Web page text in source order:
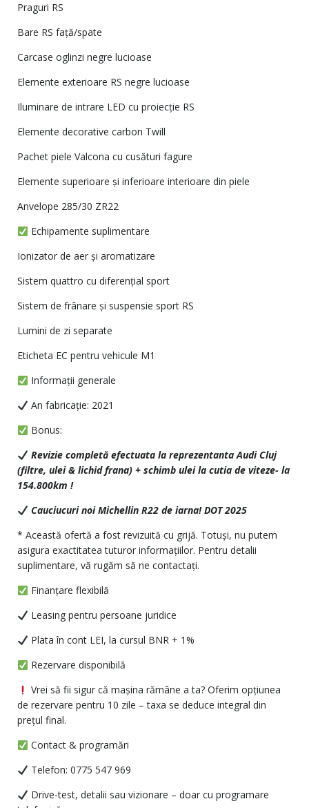
Praguri RS
Bare RS față/spate
Carcase oglinzi negre lucioase
Elemente exterioare RS negre lucioase
Iluminare de intrare LED cu proiecție RS
Elemente decorative carbon Twill
Pachet piele Valcona cu cusături fagure
Elemente superioare și inferioare interioare din piele
Anvelope 285/30 ZR22
Echipamente suplimentare
Ionizator de aer și aromatizare
Sistem quattro cu diferențial sport
Sistem de frânare și suspensie sport RS
Lumini de zi separate
Eticheta EC pentru vehicule M1
Informații generale
An fabricație: 2021
Bonus:
Revizie completă efectuata la reprezentanta Audi Cluj
(filtre, ulei & lichid frana) + schimb ulei la cutia de viteze- la
154.800km !
Cauciucuri noi Michellin R22 de iarna! DOT 2025
* Această ofertă a fost revizuită cu grijă. Totuși, nu putem
asigura exactitatea tuturor informațiilor. Pentru detalii
suplimentare, vă rugăm să ne contactați.
Finanțare flexibilă
Leasing pentru persoane juridice
Plata în cont LEI, la cursul BNR + 1%
Rezervare disponibilă
Vrei să fii sigur că mașina rămâne a ta? Oferim opțiunea
de rezervare pentru 10 zile – taxa se deduce integral din
prețul final.
Contact & programări
Telefon: 0775 547 969
Drive-test, detalii sau vizionare – doar cu programare